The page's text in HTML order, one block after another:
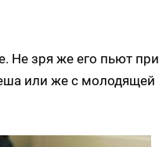
Не зря же его пьют при
или же с молодящей